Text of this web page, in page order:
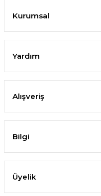
Kurumsal
Yardım
Alışveriş
Bilgi
Üyelik